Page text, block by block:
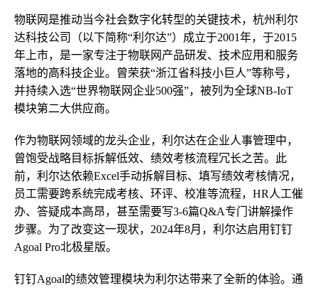
物联网是推动当今社会数字化转型的关键技术，杭州利尔
达科技公司（以下简称“利尔达”）成立于2001年，于2015
年上市，是一家专注于物联网产品研发、技术应用和服务
落地的高科技企业。曾荣获“浙江省科技小巨人”等称号，
并持续入选“世界物联网企业500强”，被列为全球NB-IoT
模块第二大供应商。
作为物联网领域的龙头企业，利尔达在企业人事管理中，
曾饱受战略目标拆解低效、绩效考核流程冗长之苦。此
前，利尔达依赖Excel手动拆解目标、填写绩效考核情况，
员工需要跨系统完成考核、环评、校准等流程，HR人工催
办、答疑成本高昂，甚至需要写3-6篇Q&A专门讲解操作
步骤。为了改变这一现状，2024年8月，利尔达启用钉钉
Agoal Pro北极星版。
钉钉Agoal的绩效管理模块为利尔达带来了全新的体验。通